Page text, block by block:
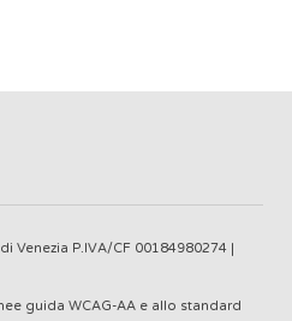
Venezia P.IVA/CF 00184980274 |
guida WCAG-AA e allo standard